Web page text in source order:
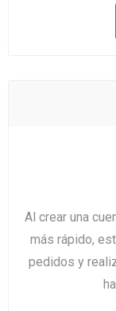
Al crear una
más rápido,
pedidos y